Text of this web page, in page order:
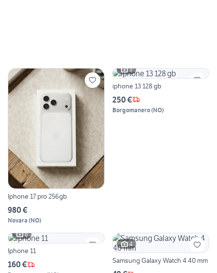
Iphone 17 pro 256gb
980 €
Novara (NO)
3
iphone 13 128 gb
250 €
Borgomanero(NO)
6
Iphone 11
160 €
4
Samsung Galaxy Watch 4 40 mm